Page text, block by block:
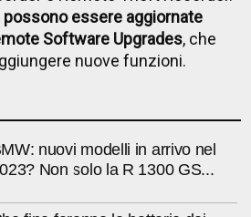
essere aggiornate
Software Upgrades, che
nuove funzioni.
nuovi modelli in arrivo nel
Non solo la R 1300 GS...